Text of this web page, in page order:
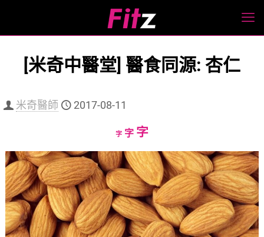
[米奇中醫堂] 醫食同源: 杏仁
米奇醫師 2017-08-11
字Decrease
size.
字Reset
size.
字Increase
size.